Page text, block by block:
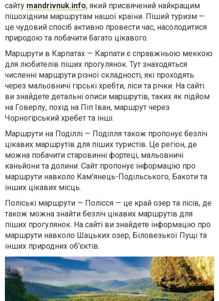
сайту mandrivnuk.info, який присвячений найкращим
пішохідним маршрутам нашої країни. Піший туризм —
це чудовий спосіб активно провести час, насолодитися
природою та побачити багато цікавого.
Маршрути в Карпатах — Карпати є справжньою меккою
для любителів піших прогулянок. Тут знаходяться
численні маршрути різної складності, які проходять
через мальовничі гірські хребти, ліси та річки. На сайті
ви знайдете детальні описи маршрутів, таких як підйом
на Говерлу, похід на Піп Іван, маршрут через
Чорногірський хребет та інші.
Маршрути на Поділлі — Поділля також пропонує безліч
цікавих маршрутів для піших туристів. Це регіон, де
можна побачити старовинні фортеці, мальовничі
каньйони та долини. Сайт пропонує інформацію про
маршрути навколо Кам'янець-Подільського, Бакоти та
інших цікавих місць.
Поліські маршрути — Полісся — це край озер та лісів, де
також можна знайти безліч цікавих маршрутів для
піших прогулянок. На сайті ви знайдете інформацію про
маршрути навколо Шацьких озер, Біловезької Пущі та
інших природних об'єктів.